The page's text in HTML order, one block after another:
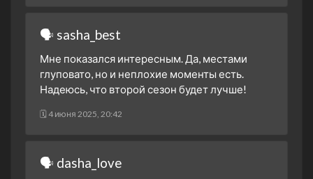
🗣 sasha_best
Мне показался интересным. Да, местами
глуповато, но и неплохие моменты есть.
Надеюсь, что второй сезон будет лучше!
🗓 4 июня 2025, 20:42
🗣 dasha_love